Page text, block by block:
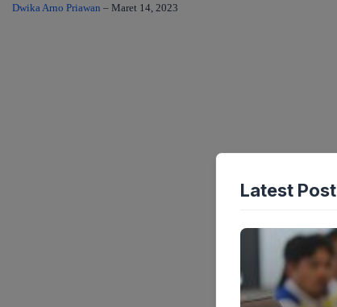
Dwika Arno Priawan – Maret 14, 2023
Latest Post